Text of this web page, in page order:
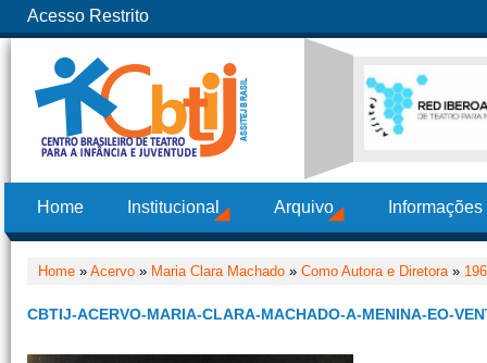
Acesso Restrito
Home Institucional Arquivo
Home » Acervo » Maria Clara Machado » Como Autora e Diretora»
CBTIJ-ACERVO-MARIA-CLARA-MACHADO-A-MENINA-EO-